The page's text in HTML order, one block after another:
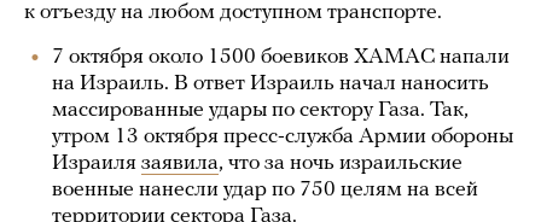
к отъезду на любом доступном транспорте.
7 октября около 1500 боевиков ХАМАС напали
на Израиль. В ответ Израиль начал наносить
массированные удары по сектору Газа. Так,
утром 13 октября пресс-служба Армии обороны
Израиля заявила, что за ночь израильские
военные нанесли удар по 750 целям на всей
территории сектора Газа.